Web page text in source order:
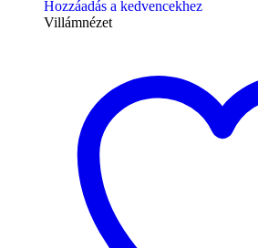
Hozzáadás a kedvencekhez
Villámnézet